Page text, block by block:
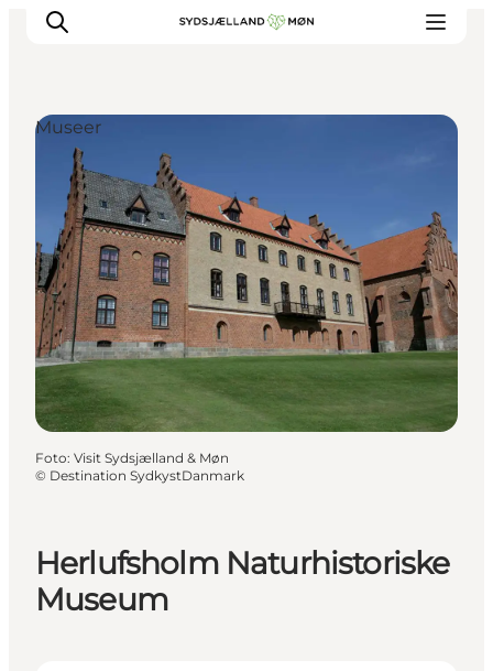
Oplev
Byer og steder
Events
Spis
Overnat
Planlæg din tur
Herlufsholm Naturhistoriske
Museum
Museer
Foto: Visit Sydsjælland & Møn
© Destination SydkystDanmark